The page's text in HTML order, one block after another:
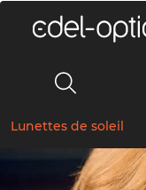
Lunettes de soleil